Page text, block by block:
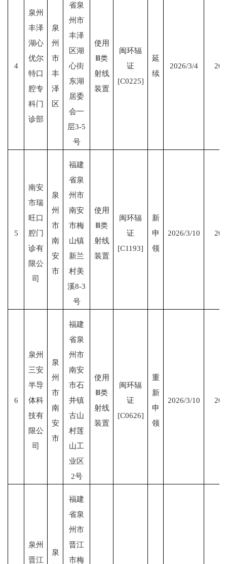
4
泉州
丰泽
湖心
优尔
特口
腔专
科门
诊部
泉
州
市
丰
泽
区
省泉
州市
丰泽
区湖
心街
东湖
居委
会一
层3-5
号
使用
Ⅲ类
射线
装置
闽环辐
证
[C0225]
延
续
2026/3/4
5
南安
市瑞
旺口
腔门
诊有
限公
司
泉
州
市
南
安
市
福建
省泉
州市
南安
市梅
山镇
新兰
村美
溪8-3
号
使用
Ⅲ类
射线
装置
闽环辐
证
[C1193]
新
申
领
2026/3/10
6
泉州
三安
半导
体科
技有
限公
司
泉
州
市
南
安
市
福建
省泉
州市
南安
市石
井镇
古山
村莲
山工
业区
2号
使用
Ⅲ类
射线
装置
闽环辐
证
[C0626]
重
新
申
领
2026/3/10
泉州
晋江
泉
福建
省泉
州市
晋江
市梅